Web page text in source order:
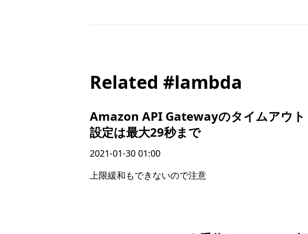
Related #lambda
Amazon API Gatewayのタイムアウト
設定は最大29秒まで
2021-01-30 01:00
上限緩和もできないので注意